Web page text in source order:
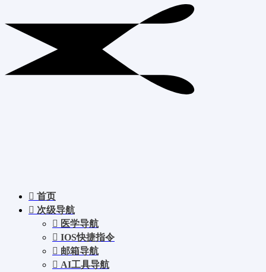
首页
次级导航
医学导航
IOS快捷指令
邮箱导航
AI工具导航